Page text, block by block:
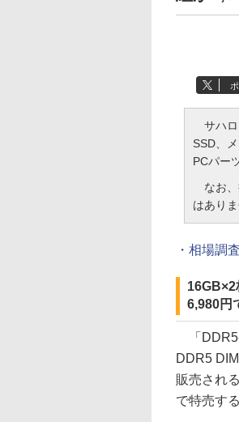
サハロ
SSD、
PCパー
なお、
はあり
・相場調
16GB×2
6,980円
「DDR5-
DDR5
販売され
で特売す